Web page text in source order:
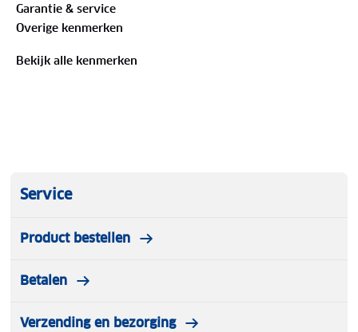
Garantie & service
Overige kenmerken
Bekijk alle kenmerken
Service
Product bestellen
Betalen
Verzending en bezorging